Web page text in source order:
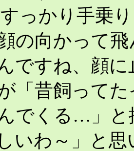
っかり手乗
の向かって
ですね、顔に
「昔飼って
でくる…」と
いわ～」と